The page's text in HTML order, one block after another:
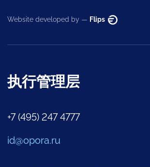
Website developed by — Flips
执行管理层
+7 (495) 247 4777
id@opora.ru